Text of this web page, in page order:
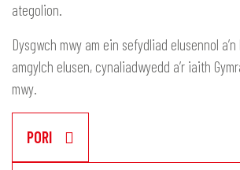
ategolion.
Dysgwch mwy am ein sefydliad elusennol
amgylch elusen, cynaliadwyedd a’r iaith
mwy.
PORI